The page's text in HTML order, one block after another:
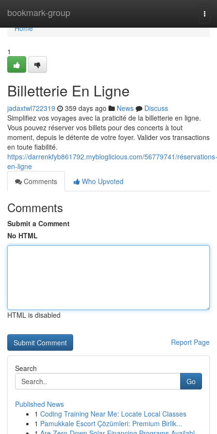
bookmark-group
Home
Home
1
Billetterie En Ligne
jadaxtwl722319 359 days ago News
Discuss
Simplifiez vos voyages avec la praticité de la billetterie en ligne.
Vous pouvez réserver vos billets pour des concerts à tout
moment, depuis le détente de votre foyer. Valider vos transactions
en toute fiabilité.
https://darrenkfyb861792.mybloglicious.com/56779741/réservations-
en-ligne
Comments
Who Upvoted
Comments
Submit a Comment
No HTML
HTML is disabled
Report Page
Search
Go
Published News
1 Coding Training Near Me: Locate Local Classes
1 Pamukkale Escort Çözümleri: Premium Birlik...